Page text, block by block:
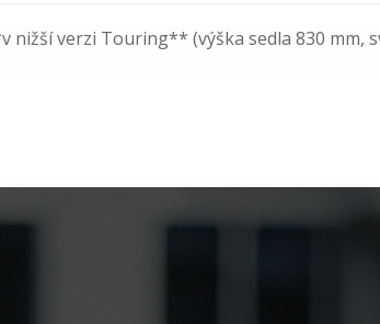
verzi Touring** (výška sedla 830 mm,